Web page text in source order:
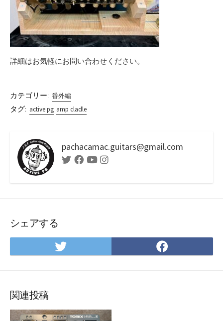
詳細はお気軽にお問い合わせください。
カテゴリー: 番外編
タグ: active pg amp cladle
pachacamac.guitars@gmail.com
TwitterFacebook
YoutubeInstagram
シェアする
Twitter
で
で
関連投稿